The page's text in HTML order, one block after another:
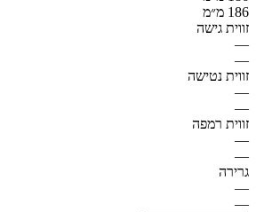
186 מ״מ
זווית גישה
—
—
זווית נטישה
—
—
זווית רמפה
—
—
גרירה
—
—